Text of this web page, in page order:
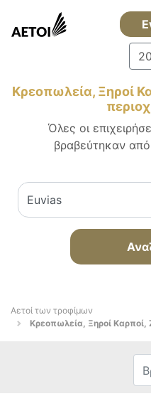
Κρεοπωλεία, Ξηροί
Όλες οι
βραβεύτηκαν
Αετοί των τροφίμων
Κρεοπωλεία, Ξηροί Καρποί,